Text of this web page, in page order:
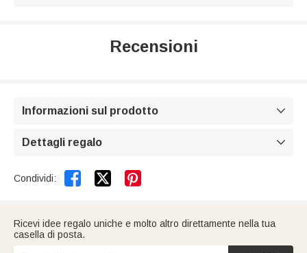
Recensioni
Informazioni sul prodotto 
Dettagli regalo 
Condividi:  
Ricevi idee regalo uniche e molto altro direttamente nella tua
casella di posta.